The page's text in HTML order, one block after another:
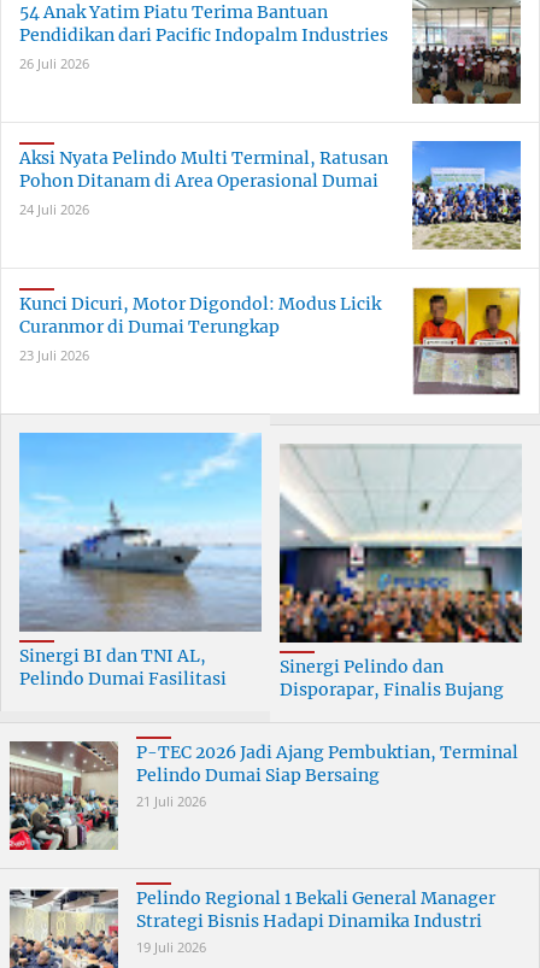
54 Anak Yatim Piatu Terima Bantuan
Pendidikan dari Pacific Indopalm Industries
26 Juli 2026
Aksi Nyata Pelindo Multi Terminal, Ratusan
Pohon Ditanam di Area Operasional Dumai
24 Juli 2026
Kunci Dicuri, Motor Digondol: Modus Licik
Curanmor di Dumai Terungkap
23 Juli 2026
Sinergi BI dan TNI AL,
Pelindo Dumai Fasilitasi
Sinergi Pelindo dan
Disporapar, Finalis Bujang
P-TEC 2026 Jadi Ajang Pembuktian, Terminal
Pelindo Dumai Siap Bersaing
21 Juli 2026
Pelindo Regional 1 Bekali General Manager
Strategi Bisnis Hadapi Dinamika Industri
19 Juli 2026